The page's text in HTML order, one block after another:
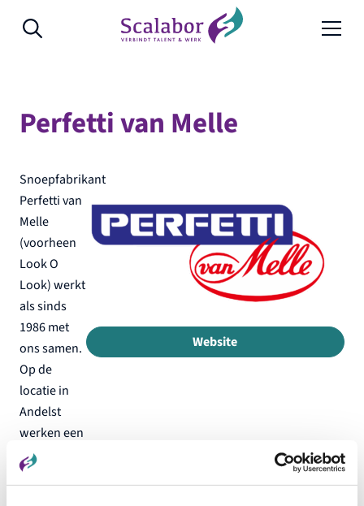
Perfetti van Melle
Snoepfabrikant
Perfetti van
Melle
(voorheen
Look O
Look) werkt
als sinds
1986 met
ons samen.
Op de
locatie in
Andelst
werken een
aantal van
onze
Website